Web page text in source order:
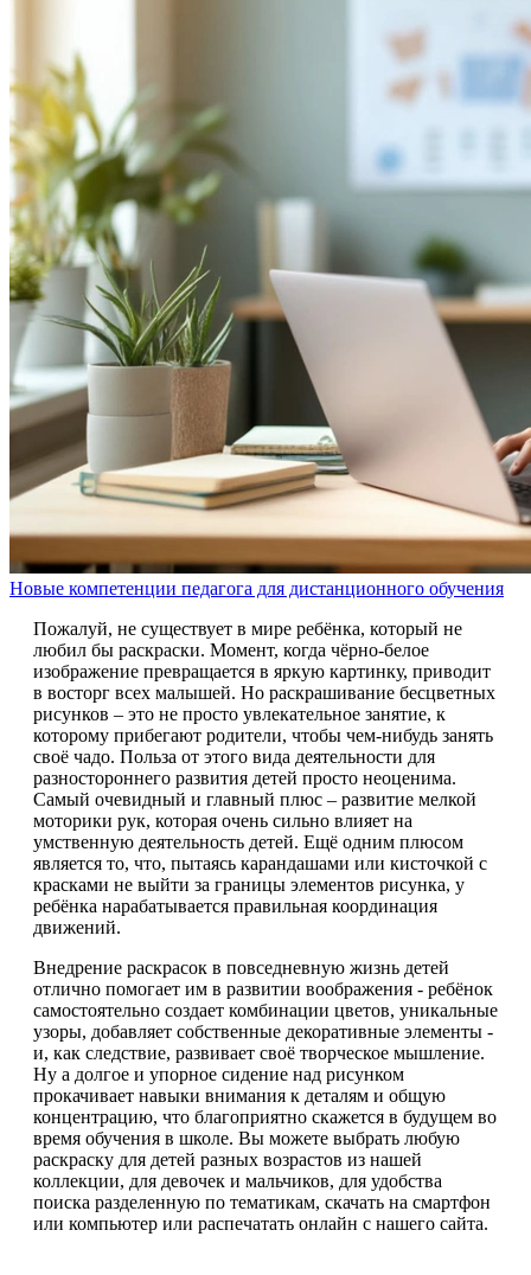
Новые компетенции педагога для дистанционного обучения
Пожалуй, не существует в мире ребёнка, который не
любил бы раскраски. Момент, когда чёрно-белое
изображение превращается в яркую картинку, приводит
в восторг всех малышей. Но раскрашивание бесцветных
рисунков – это не просто увлекательное занятие, к
которому прибегают родители, чтобы чем-нибудь занять
своё чадо. Польза от этого вида деятельности для
разностороннего развития детей просто неоценима.
Самый очевидный и главный плюс – развитие мелкой
моторики рук, которая очень сильно влияет на
умственную деятельность детей. Ещё одним плюсом
является то, что, пытаясь карандашами или кисточкой с
красками не выйти за границы элементов рисунка, у
ребёнка нарабатывается правильная координация
движений.
Внедрение раскрасок в повседневную жизнь детей
отлично помогает им в развитии воображения - ребёнок
самостоятельно создает комбинации цветов, уникальные
узоры, добавляет собственные декоративные элементы -
и, как следствие, развивает своё творческое мышление.
Ну а долгое и упорное сидение над рисунком
прокачивает навыки внимания к деталям и общую
концентрацию, что благоприятно скажется в будущем во
время обучения в школе. Вы можете выбрать любую
раскраску для детей разных возрастов из нашей
коллекции, для девочек и мальчиков, для удобства
поиска разделенную по тематикам, скачать на смартфон
или компьютер или распечатать онлайн с нашего сайта.